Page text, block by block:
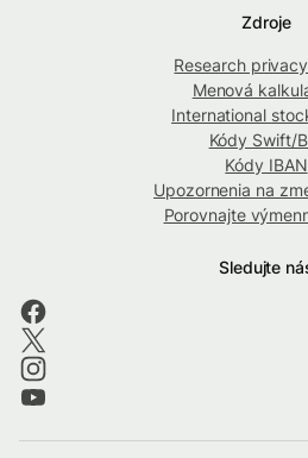
Zdroje
Research
Menová
International
Kódy Swift/
Kódy IBAN
Upozornenia na
Porovnajte
Sledujte